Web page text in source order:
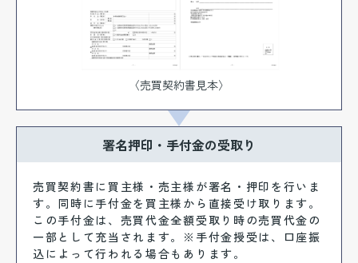
〈売買契約書見本〉
署名押印・手付金の受取り
売買契約書に買主様・売主様が署名・押印を行いま
す。同時に手付金を買主様から直接受け取ります。
この手付金は、売買代金全額受取り時の売買代金の
一部として充当されます。※手付金授受は、口座振
込によって行われる場合もあります。